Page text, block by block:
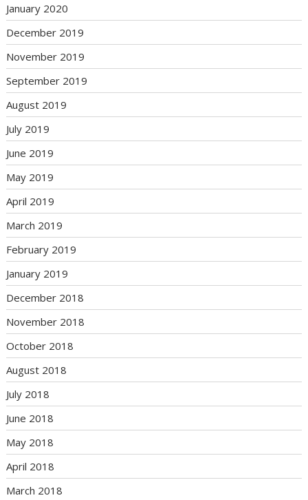
January 2020
December 2019
November 2019
September 2019
August 2019
July 2019
June 2019
May 2019
April 2019
March 2019
February 2019
January 2019
December 2018
November 2018
October 2018
August 2018
July 2018
June 2018
May 2018
April 2018
March 2018